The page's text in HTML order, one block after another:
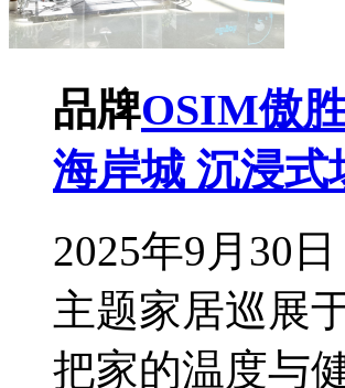
品牌OSIM傲
海岸城 沉浸
2025年9月30
主题家居巡展
把家的温度与